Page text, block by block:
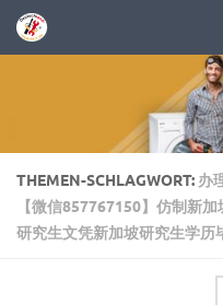
Zum Inhalt springen
THEMEN-SCHLAGWORT: 办
【微信857767150】仿制新
研究生文凭新加坡研究生学历